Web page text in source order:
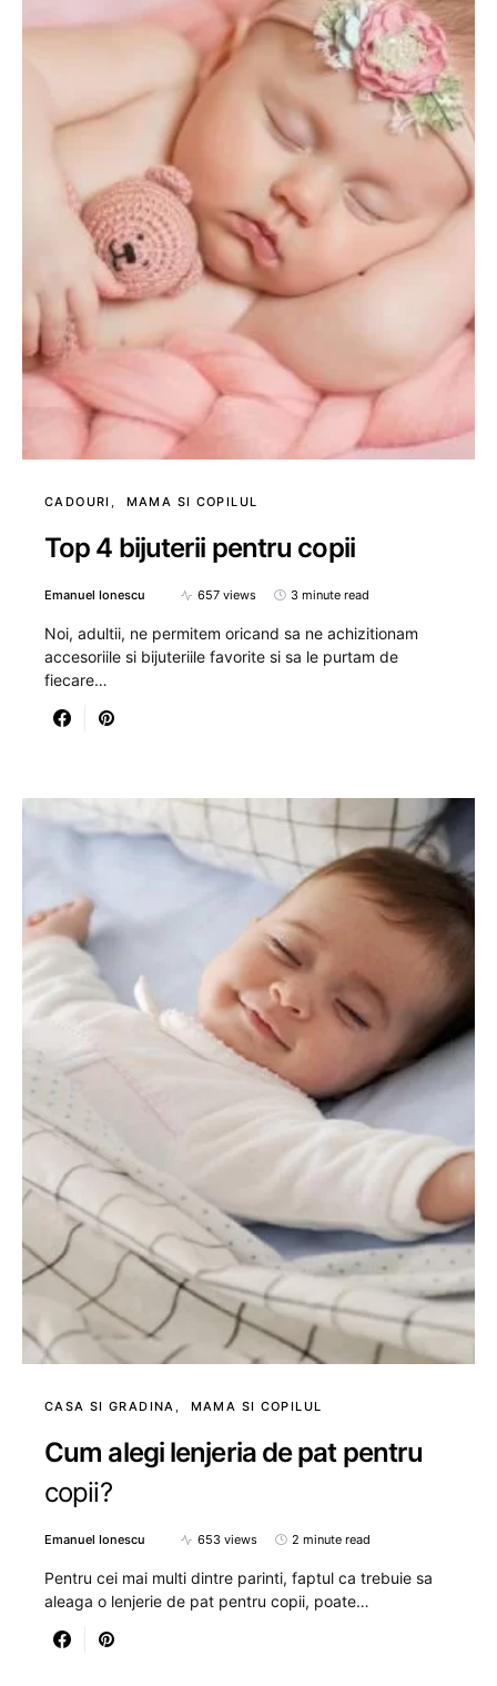
CADOURI MAMA SI COPILUL
Top 4 bijuterii pentru copii
Emanuel Ionescu 657 views 3 minute read
Noi, adultii, ne permitem oricand sa ne achizitionam
accesoriile si bijuteriile favorite si sa le purtam de
fiecare…
CASA SI GRADINA MAMA SI COPILUL
Cum alegi lenjeria de pat pentru
copii?
Emanuel Ionescu 653 views 2 minute read
Pentru cei mai multi dintre parinti, faptul ca trebuie sa
aleaga o lenjerie de pat pentru copii, poate…